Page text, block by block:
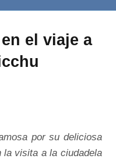
el viaje a
por su deliciosa
la visita a la ciudadela